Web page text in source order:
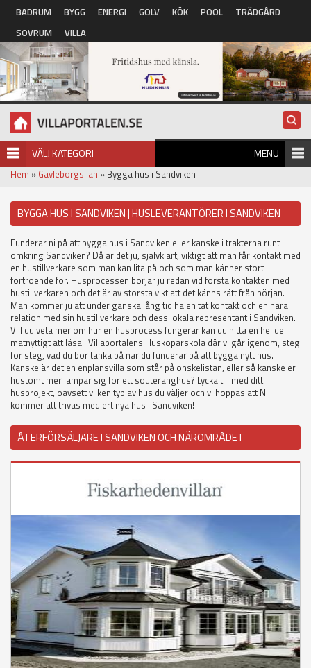
Hoppa till huvudinnehåll
BADRUM BYGG ENERGI GOLV KÖK POOL
TRÄDGÅRD
SOVRUM
VILLA
VÄLJ KATEGORI MENU
Hem » Gävleborgs län » Bygga hus i Sandviken
BYGGA HUS I SANDVIKEN | HUSLEVERANTÖRER I SANDVIKEN
Funderar ni på att bygga hus i Sandviken eller kanske i trakterna runt
omkring Sandviken? Då är det ju, självklart, viktigt att man får kontakt med
en hustillverkare som man kan lita på och som man känner stort
förtroende för. Husprocessen börjar ju redan vid första kontakten med
hustillverkaren och det är av största vikt att det känns rätt från början.
Man kommer ju att under ganska lång tid ha en tät kontakt och en nära
relation med sin hustillverkare och dess lokala representant i Sandviken.
Vill du veta mer om hur en husprocess fungerar kan du hitta en hel del
matnyttigt att läsa i Villaportalens Husköparskola där vi går igenom, steg
för steg, vad du bör tänka på när du funderar på att bygga nytt hus.
Kanske är det en enplansvilla som står på önskelistan, eller så kanske er
hustomt mer lämpar sig för ett souteränghus? Lycka till med ditt
husprojekt, oavsett vilken typ av hus du väljer och vi hoppas att Ni
kommer att trivas med ert nya hus i Sandviken!
ÅTERFÖRSÄLJARE I SANDVIKEN OCH NÄROMRÅDET